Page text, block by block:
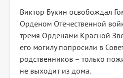
Виктор Букин освобождал
Орденом Отечественной
тремя Орденами Красной
его могилу попросили в
родственников – только
не выходит из дома.